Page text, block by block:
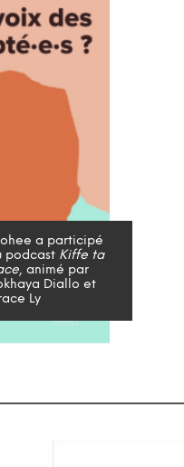
a participé
podcast Kiffe ta
, animé par
Diallo et
Ly